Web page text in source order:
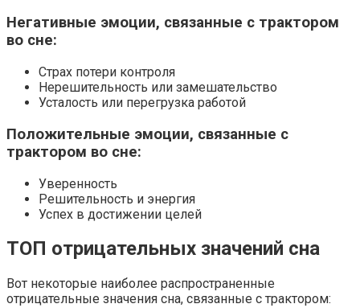
Негативные эмоции, связанные с трактором
во сне:
Страх потери контроля
Нерешительность или замешательство
Усталость или перегрузка работой
Положительные эмоции, связанные с
трактором во сне:
Уверенность
Решительность и энергия
Успех в достижении целей
ТОП отрицательных значений сна
Вот некоторые наиболее распространенные
отрицательные значения сна, связанные с трактором: